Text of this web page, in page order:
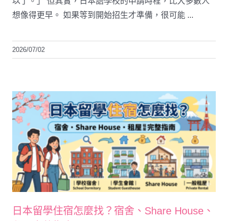
想像得更早。 如果等到開始招生才準備，很可能 ...
2026/07/02
日本留學住宿怎麼找？宿舍、Share House、